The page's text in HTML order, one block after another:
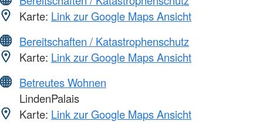
Karte: Link zur Google Maps Ansicht
Bereitschaften / Katastrophenschutz
Karte: Link zur Google Maps Ansicht
Betreutes Wohnen
LindenPalais
Karte: Link zur Google Maps Ansicht